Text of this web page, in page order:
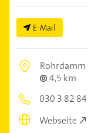
E-Mail
Rohrdamm
4,5 km
030 3 82
Webseite